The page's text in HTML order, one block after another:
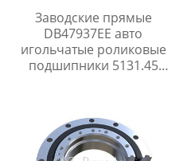
Заводские прямые
DB47937EE авто
игольчатые роликовые
подшипники 5131.45